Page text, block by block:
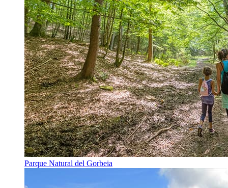
Parque Natural del Gorbeia